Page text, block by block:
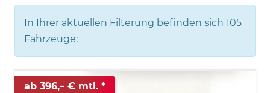
In Ihrer aktuellen Filterung befinden sich 105
Fahrzeuge:
ab 396,– € mtl.